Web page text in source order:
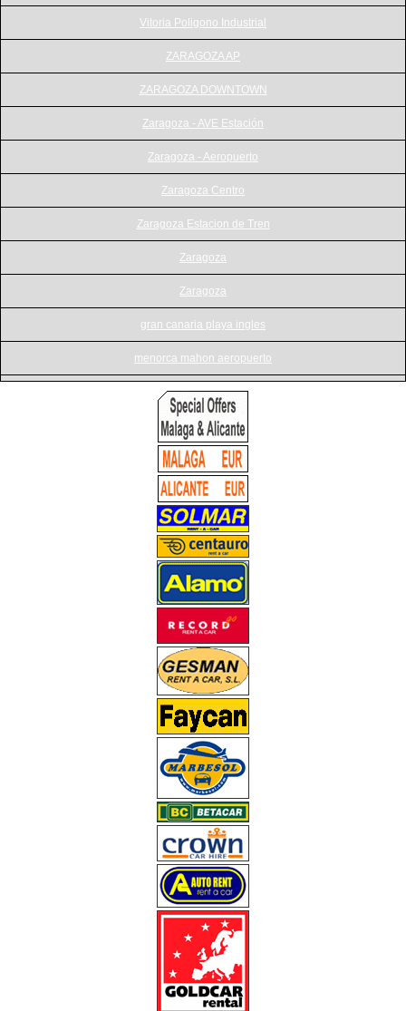
Vitoria Poligono Industrial
ZARAGOZA AP
ZARAGOZA DOWNTOWN
Zaragoza - AVE Estación
Zaragoza - Aeropuerto
Zaragoza Centro
Zaragoza Estacion de Tren
Zaragoza
Zaragoza
gran canaria playa ingles
menorca mahon aeropuerto